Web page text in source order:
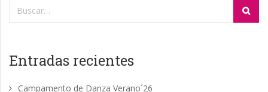
Entradas recientes
Campamento de Danza Verano´26